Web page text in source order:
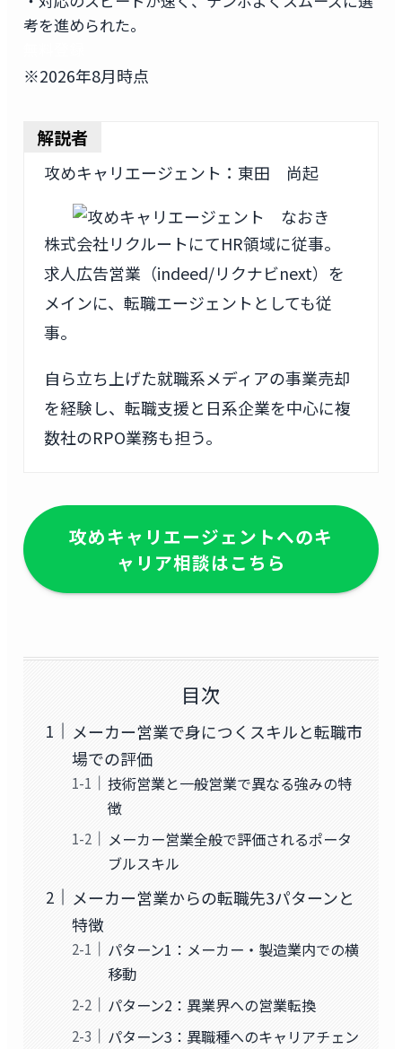
考を進められた。
※2026年8月時点
解説者
攻めキャリエージェント：東田 尚起
株式会社リクルートにてHR領域に従事。
求人広告営業（indeed/リクナビnext）を
メインに、転職エージェントとしても従
事。
自ら立ち上げた就職系メディアの事業売却
を経験し、転職支援と日系企業を中心に複
数社のRPO業務も担う。
攻めキャリエージェントへのキ
ャリア相談はこちら
目次
メーカー営業で身につくスキルと転職市
場での評価
技術営業と一般営業で異なる強みの特
徴
メーカー営業全般で評価されるポータ
ブルスキル
メーカー営業からの転職先3パターンと
特徴
パターン1：メーカー・製造業内での横
移動
パターン2：異業界への営業転換
パターン3：異職種へのキャリアチェン